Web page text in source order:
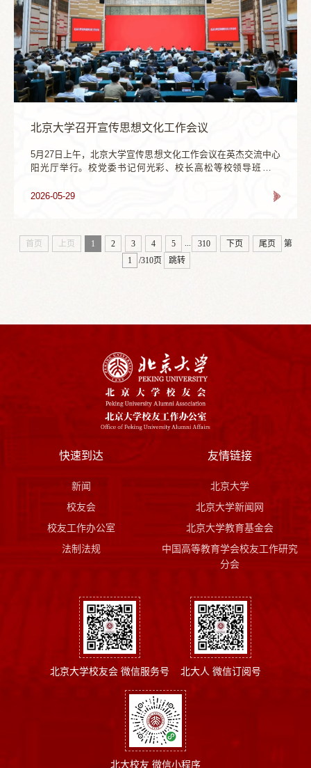
北京大学召开宣传思想文化工作会议
5月27日上午，北京大学宣传思想文化工作会议在英杰交流中心
阳光厅举行。校党委书记何光彩、校长高松等校领导班子成
议。会议由高松主持。会议现场会上，科学研究部部长谢冰、
务成效、加强国际传播以及做好思政工作等方面进行交流发
言。校党委副书记、教务长、...
2026-05-29
首页 上页 1 2 3 4 5 ... 310 下页 尾页
第
/310页
跳转
快速到达
新闻
校友会
校友工作办公室
法制法规
友情链接
北京大学
北京大学新闻网
北京大学教育基金会
中国高等教育学会校友工作研究
分会
北京大学校友会 微信服务号 北大人 微信订阅号
北大校友 微信小程序